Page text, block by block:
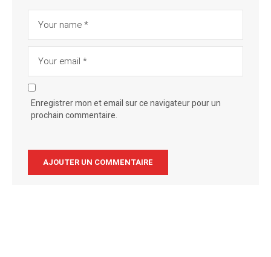
Enregistrer mon et email sur ce navigateur pour un
prochain commentaire.